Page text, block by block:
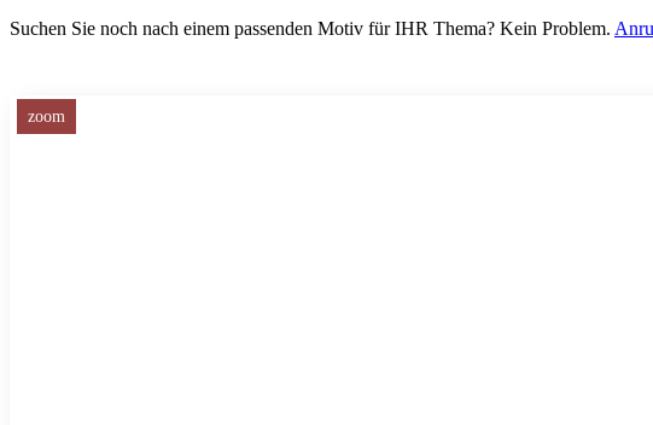
Suchen Sie noch nach einem passenden Motiv für IHR Thema? Kein Problem.
zoom